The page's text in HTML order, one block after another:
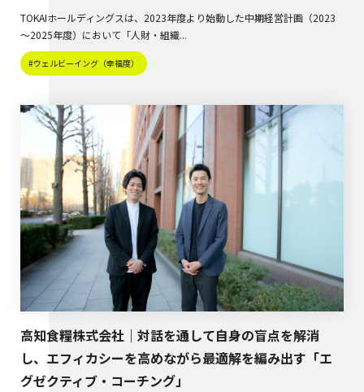
TOKAIホールディングスは、2023年度より始動した中期経営計画（2023
～2025年度）において「人財・組織...
#ウェルビーイング（幸福度）
高知食糧株式会社｜対話を通して自身の盲点を解消
し、エフィカシーを高めながら最適解を編み出す「エ
グゼクティブ・コーチング」